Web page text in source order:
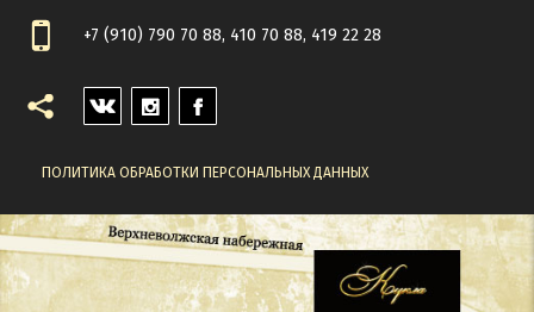
+7 (910) 790 70 88, 410 70 88, 419 22 28
VK INSTAGRAMFACEBOOK
ПОЛИТИКА ОБРАБОТКИ ПЕРСОНАЛЬНЫХ ДАННЫХ